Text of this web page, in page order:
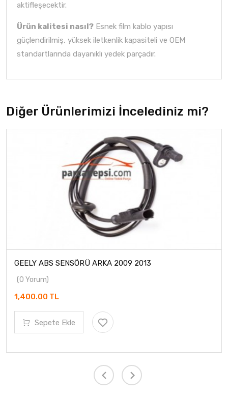
aktifleşecektir.
Ürün kalitesi nasıl? Esnek film kablo yapısı
güçlendirilmiş, yüksek iletkenlik kapasiteli ve OEM
standartlarında dayanıklı yedek parçadır.
Diğer Ürünlerimizi İncelediniz mi?
GEELY ABS SENSÖRÜ ARKA 2009 2013
(0 Yorum)
1,400.00 TL
Sepete Ekle